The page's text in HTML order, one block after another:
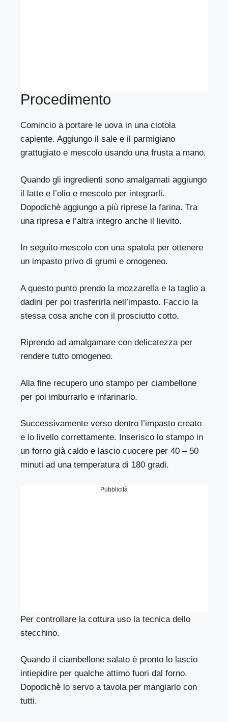
Procedimento
Comincio a portare le uova in una ciotola
capiente. Aggiungo il sale e il parmigiano
grattugiato e mescolo usando una frusta a mano.
Quando gli ingredienti sono amalgamati aggiungo
il latte e l’olio e mescolo per integrarli.
Dopodichè aggiungo a più riprese la farina. Tra
una ripresa e l’altra integro anche il lievito.
In seguito mescolo con una spatola per ottenere
un impasto privo di grumi e omogeneo.
A questo punto prendo la mozzarella e la taglio a
dadini per poi trasferirla nell’impasto. Faccio la
stessa cosa anche con il prosciutto cotto.
Riprendo ad amalgamare con delicatezza per
rendere tutto omogeneo.
Alla fine recupero uno stampo per ciambellone
per poi imburrarlo e infarinarlo.
Successivamente verso dentro l’impasto creato
e lo livello correttamente. Inserisco lo stampo in
un forno già caldo e lascio cuocere per 40 – 50
minuti ad una temperatura di 180 gradi.
Pubblicità
Per controllare la cottura uso la tecnica dello
stecchino.
Quando il ciambellone salato è pronto lo lascio
intiepidire per qualche attimo fuori dal forno.
Dopodichè lo servo a tavola per mangiarlo con
tutti.